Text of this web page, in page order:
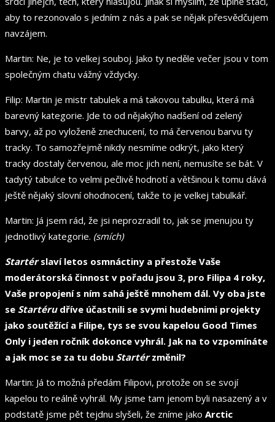
aby to rezonovalo s jedním z nás a pak se nějak přesvědčujem
navzájem.
Martin: Ne, je to velkej souboj. Jako ty neděle večer jsou v tom
společným chatu vážný vždycky.
Filip: Martin je mistr tabulek a má takovou tabulku, která má
barevný kategorie. Jde to od nějakýho nadšení od zelený
barvy, až po vyloženě znechucení, to má červenou barvu ty
tracky. To samozřejmě nikdy nesmíme odkrýt, jako který
tracky dostaly červenou, ale moc jich není, nemusíte se bát. V
tadytý tabulce to velmi pečlivě hodnotí a většinou k tomu dává
ještě nějaký slovní ohodnocení, takže to je velkej tabulkář.
Martin: Já jsem rád, že jsi neprozradil to, jak se jmenujou ty
jednotlivý kategorie. (smích)
Startérslaví letos osmnáctiny a přestože Vaše
moderátorská činnost v pořadu jsou 3, pro Filipa 4 roky,
Vaše propojení s ním sahá ještě mnohem dál. Vy oba jste
se Startéru dříve účastnili se svymi hudebnimi projekty
jako soutěžící a Filipe, tys se svou kapelou Good Times
Only i jeden ročník dokonce vyhrál. Jak na to vzpomínáte
a jak moc se za tu dobu Startérzměnil?
Martin: Já to možná předám Filipovi, protože on se svojí
kapelou to reálně vyhrál. My jsme tam jenom byli nasazený a v
podstatě jsme pět tejdnu slyšeli, že zníme jako Arctic